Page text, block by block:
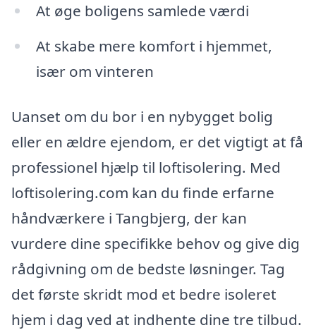
At øge boligens samlede værdi
At skabe mere komfort i hjemmet,
især om vinteren
Uanset om du bor i en nybygget bolig
eller en ældre ejendom, er det vigtigt at få
professionel hjælp til loftisolering. Med
loftisolering.com kan du finde erfarne
håndværkere i Tangbjerg, der kan
vurdere dine specifikke behov og give dig
rådgivning om de bedste løsninger. Tag
det første skridt mod et bedre isoleret
hjem i dag ved at indhente dine tre tilbud.